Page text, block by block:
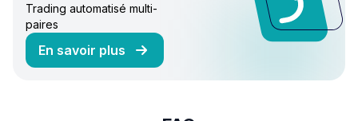
Trading automatisé multi-
paires
En savoir plus
sur le bot de trading QFL